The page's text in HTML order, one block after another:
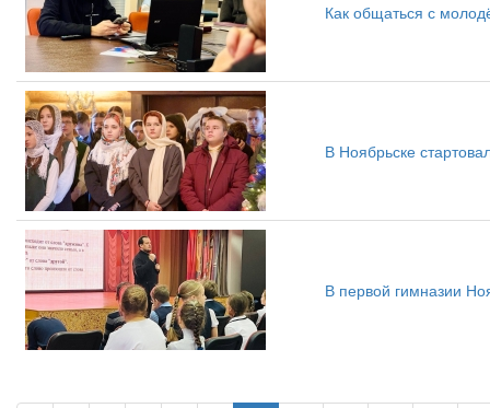
Как общаться с
В Ноябрьске
В первой гимназии